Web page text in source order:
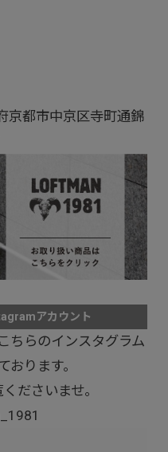
京都市中京区寺町通錦
アカウント
ちらのインスタグラム
おります。
ださいませ。